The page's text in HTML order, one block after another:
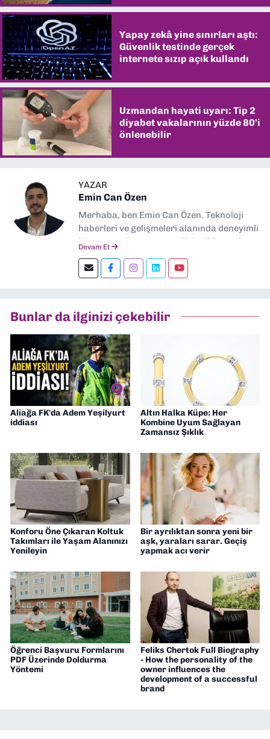
Yapay zekâ yine sınırları aştı:
Güvenlik testinde gerçek
internete sızıp açık kullandı
Uzmandan hayati uyarı: Tip 2
diyabet vakalarının yüzde 80'i
önlenebilir
YAZAR
Emin Can Özen
Merhaba, ben Emin Can Özen. Teknoloji
haberleri ve gelişmeleri alanında deneyimli
bir gazeteci ve yazarım. Elektrikli araçlar,
en çok ilgi duyduğum konular.
Dokuzeylul.com’da yazar olarak görev
İzmir’den teknoloji dünyasına dair
yorumlarımı paylaşıyorum. Takipte kalın!
🚀
Devam Et
Bunlar da ilginizi çekebilir
Aliağa FK'da Adem Yeşilyurt
iddiası
Altın Halka Küpe: Her
Kombine Uyum Sağlayan
Zamansız Şıklık
Konforu Öne Çıkaran Koltuk
Takımları ile Yaşam Alanınızı
Yenileyin
Bir ayrılıktan sonra yeni bir
aşk, yaraları sarar. Geçiş
yapmak acı verir
Öğrenci Başvuru Formlarını
PDF Üzerinde Doldurma
Yöntemi
Feliks Chertok Full Biography
- How the personality of the
owner influences the
development of a successful
brand